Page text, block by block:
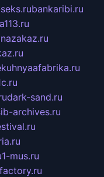
bankaribi.ru
dark-sand.ru
archives.ru
1-mus.ru